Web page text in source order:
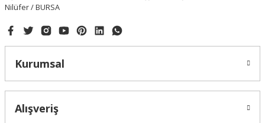
Nilüfer / BURSA
Kurumsal
Alışveriş